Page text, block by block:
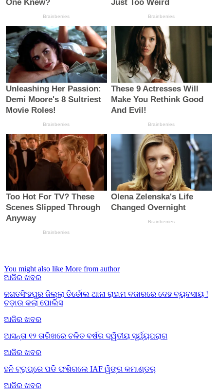
You might also like More from author
ଆଜିର ଖବର
ଜଗତସିଂହପୁର ଜିଲ୍ଲା ତିର୍ତୋଲ ଥାନା ରାହାମ ବଜାରରେ ଦେହ ବ୍ୟବସାୟ !
ଚଡ଼ାଉ କଲା ପୋଲିସ
ଆଜିର ଖବର
ଆସନ୍ତା ୧୨ ତାରିଖରେ ଚଳିତ ବର୍ଷର ଦ୍ୱିତୀୟ ସୂର୍ଯ୍ୟପରାଗ
ଆଜିର ଖବର
ହନି ଟ୍ରାପ୍‌ରେ ପଡି ଫଶିଗଲେ IAF ୱିଙ୍ଗ କମାଣ୍ଡର୍
ଆଜିର ଖବର